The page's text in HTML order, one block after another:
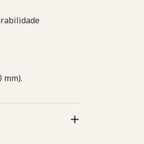
mm).